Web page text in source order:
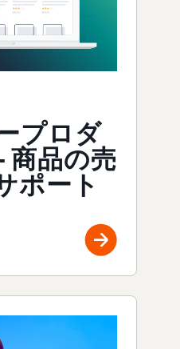
プロダ
商品の売
ポート